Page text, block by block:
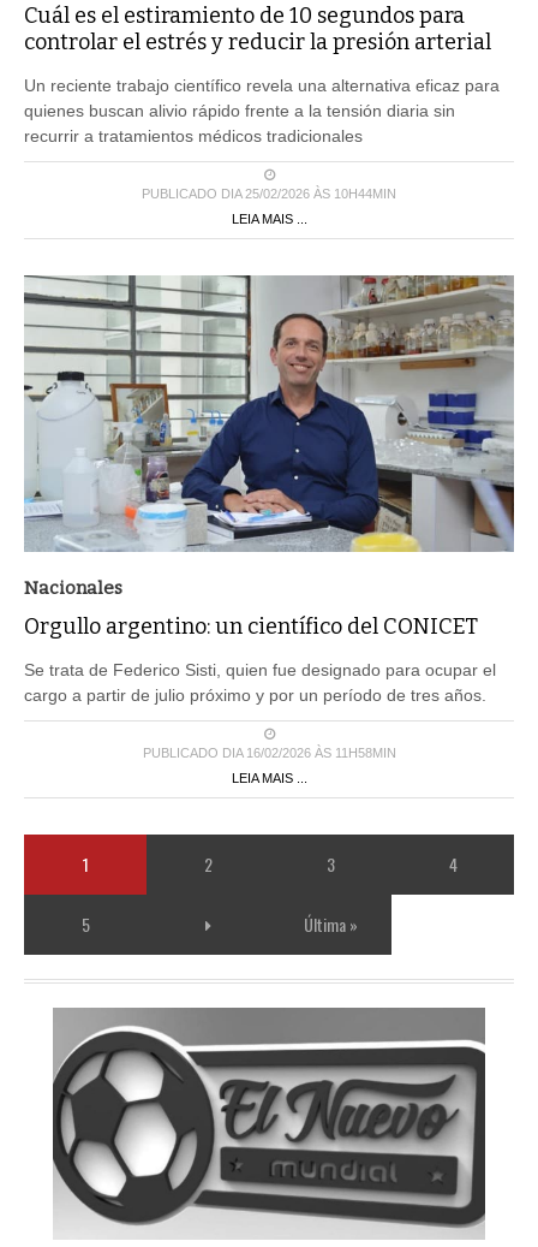
Cuál es el estiramiento de 10 segundos para
controlar el estrés y reducir la presión arterial
Un reciente trabajo científico revela una alternativa eficaz para
quienes buscan alivio rápido frente a la tensión diaria sin
recurrir a tratamientos médicos tradicionales
PUBLICADO DIA 25/02/2026 ÀS 10H44MIN
LEIA MAIS ...
Nacionales
Orgullo argentino: un científico del CONICET
Se trata de Federico Sisti, quien fue designado para ocupar el
cargo a partir de julio próximo y por un período de tres años.
PUBLICADO DIA 16/02/2026 ÀS 11H58MIN
LEIA MAIS ...
1 2 3 4
5 Última »